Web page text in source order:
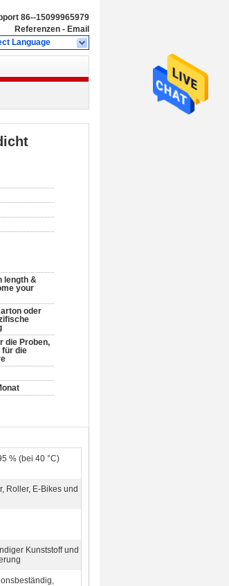
86--15099965979
Referenzen - Email
Language
length &
your
oder
die Proben,
für die
% (bei 40 °C)
Roller, E-Bikes und
Kunststoff und